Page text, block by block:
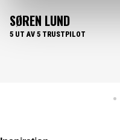
leverans......What's not to like.